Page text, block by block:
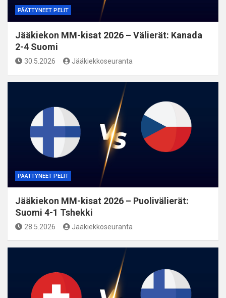
PÄÄTTYNEET PELIT
Jääkiekon MM-kisat 2026 – Välierät: Kanada
2-4 Suomi
30.5.2026 Jääkiekkoseuranta
PÄÄTTYNEET PELIT
Jääkiekon MM-kisat 2026 – Puolivälierät:
Suomi 4-1 Tshekki
28.5.2026 Jääkiekkoseuranta